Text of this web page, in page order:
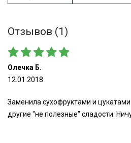
Отзывов (1)
Олечка Б.
12.01.2018
Заменила сухофруктами и
другие "не полезные" сладости.